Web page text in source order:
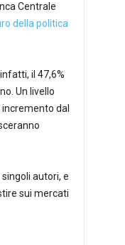
Centrale
della politica
il 47,6%
Un livello
dal
autori, e
sui mercati